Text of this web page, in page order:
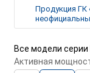
Все модели серии
Активная
Продукция ГК